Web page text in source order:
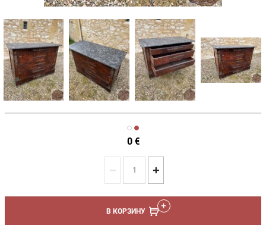
0€
− +
В КОРЗИНУ